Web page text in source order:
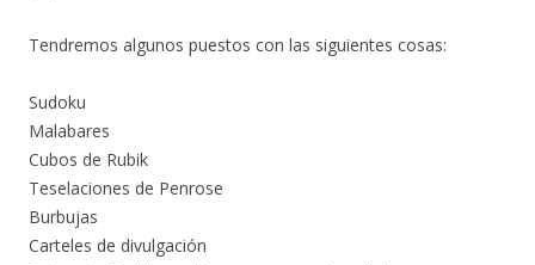
Tendremos algunos puestos con las siguientes cosas:
Sudoku
Malabares
Cubos de Rubik
Teselaciones de Penrose
Burbujas
Carteles de divulgación